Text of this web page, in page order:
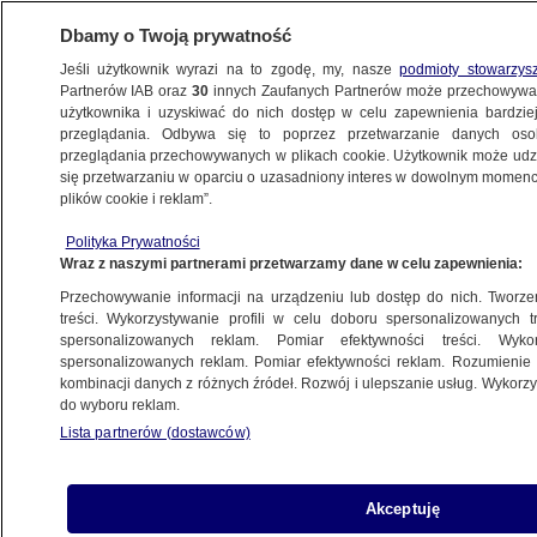
ŚWIAT
to nie impeachment, to zamach stanu
2.10.2019, 07:07Aktualizacja: 2.10.2019, 07:10
Udostępnij
Dbamy o Twoją prywatność
Jeśli użytkownik wyrazi na to zgodę, my, naszepodmioty
Partnerów IAB oraz30 innych Zaufanych Partnerów może
użytkownika i uzyskiwać do nich dostęp w celu zapewnienia
przeglądania. Odbywa się to poprzez przetwarzanie danych
przeglądania przechowywanych w plikach cookie. Użytkownik może
się przetwarzaniu w oparciu o uzasadniony interes w dowolnym
plików cookie i reklam”.
Polityka Prywatności
Wraz z naszymi partnerami przetwarzamy dane w celu zapewnienia:
Przechowywanie informacji na urządzeniu lub dostęp do nich.
treści. Wykorzystywanie profili w celu doboru spersonalizowanych
spersonalizowanych reklam. Pomiar efektywności treści.
spersonalizowanych reklam. Pomiar efektywności reklam.
kombinacji danych z różnych źródeł. Rozwój i ulepszanie usług.
do wyboru reklam.
Lista partnerów (dostawców)
Akceptuję